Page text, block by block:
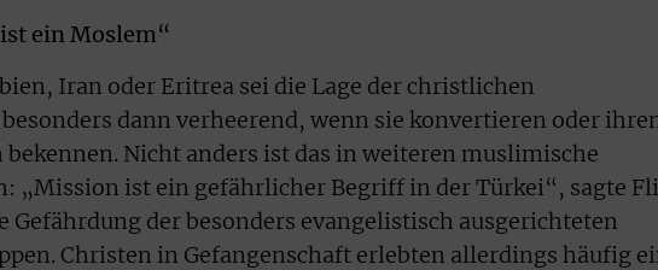
ein Moslem“
Iran oder Eritrea sei die Lage der christlichen
dann verheerend, wenn sie konvertieren oder
Nicht anders ist das in weiteren muslimische
„Mission ist ein gefährlicher Begriff in der Türkei“, sagte
Gefährdung der besonders evangelistisch ausgerichteten
Christen in Gefangenschaft erlebten allerdings häufig